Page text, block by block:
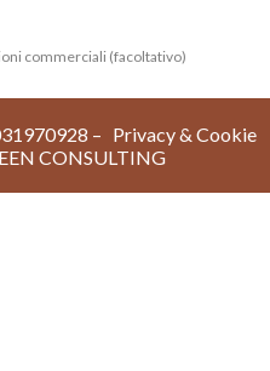
commerciali (facoltativo)
– Privacy & Cookie
CONSULTING